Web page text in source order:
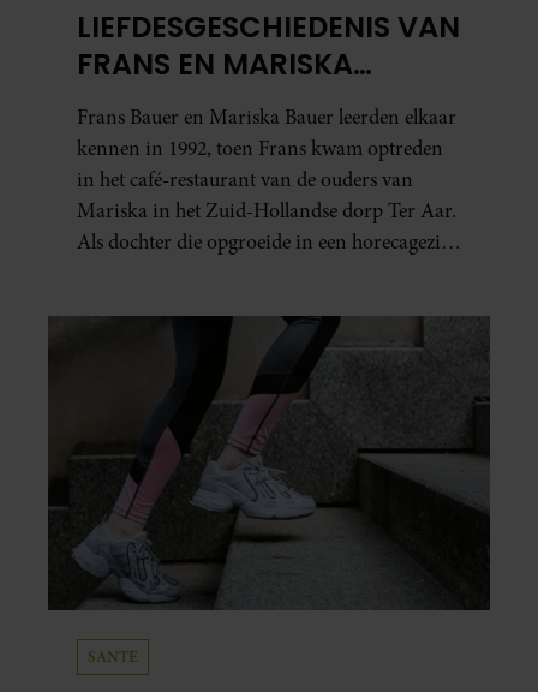
LIEFDESGESCHIEDENIS VAN
FRANS EN MARISKA
BAUER: OOK IN BED
ELKAARS EERSTE
Frans Bauer en Mariska Bauer leerden elkaar
kennen in 1992, toen Frans kwam optreden
in het café-restaurant van de ouders van
Mariska in het Zuid-Hollandse dorp Ter Aar.
Als dochter die opgroeide in een horecagezin
SANTE